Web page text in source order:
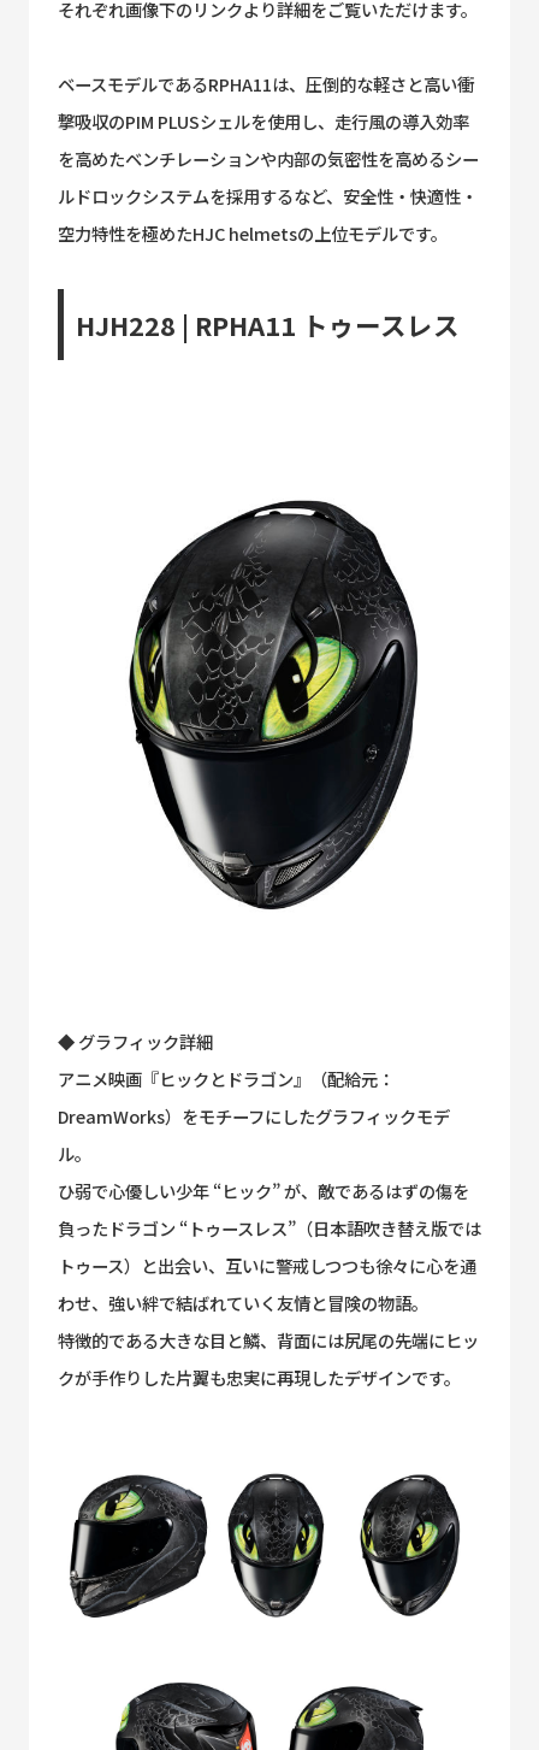
それぞれ画像下のリンクより詳細をご覧いただけます。
ベースモデルであるRPHA11は、圧倒的な軽さと高い衝
撃吸収のPIM PLUSシェルを使用し、走行風の導入効率
を高めたベンチレーションや内部の気密性を高めるシー
ルドロックシステムを採用するなど、安全性・快適性・
空力特性を極めたHJC helmetsの上位モデルです。
HJH228 | RPHA11 トゥースレス
◆ グラフィック詳細
アニメ映画『ヒックとドラゴン』（配給元：
DreamWorks）をモチーフにしたグラフィックモデ
ル。
ひ弱で心優しい少年 “ヒック” が、敵であるはずの傷を
負ったドラゴン “トゥースレス”（日本語吹き替え版では
トゥース）と出会い、互いに警戒しつつも徐々に心を通
わせ、強い絆で結ばれていく友情と冒険の物語。
特徴的である大きな目と鱗、背面には尻尾の先端にヒッ
クが手作りした片翼も忠実に再現したデザインです。